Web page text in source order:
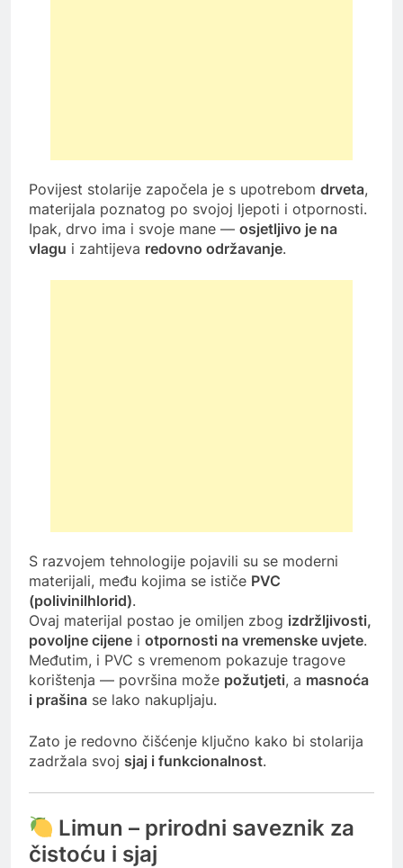
Povijest stolarije započela je s upotrebom drveta,
materijala poznatog po svojoj ljepoti i otpornosti.
Ipak, drvo ima i svoje mane — osjetljivo je na
vlagu i zahtijeva redovno održavanje.
S razvojem tehnologije pojavili su se moderni
materijali, među kojima se ističe PVC
(polivinilhlorid).
Ovaj materijal postao je omiljen zbog izdržljivosti,
povoljne cijene i otpornosti na vremenske uvjete.
Međutim, i PVC s vremenom pokazuje tragove
korištenja — površina može požutjeti, a masnoća
i prašina se lako nakupljaju.
Zato je redovno čišćenje ključno kako bi stolarija
zadržala svoj sjaj i funkcionalnost.
Limun – prirodni saveznik za
čistoću i sjaj